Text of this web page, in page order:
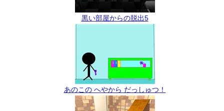
黒い部屋からの脱出5
あのこの へやから だっしゅつ！